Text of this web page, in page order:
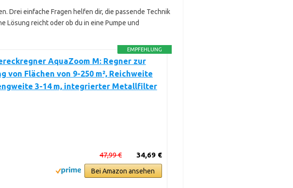
Drei einfache Fragen helfen dir, die passende Technik
Lösung reicht oder ob du in eine Pumpe und
EMPFEHLUNG
AquaZoom M: Regner zur
von Flächen von 9-250 m², Reichweite
3-14 m, integrierter Metallfilter
34,69 €
47,99 €
Bei Amazon ansehen